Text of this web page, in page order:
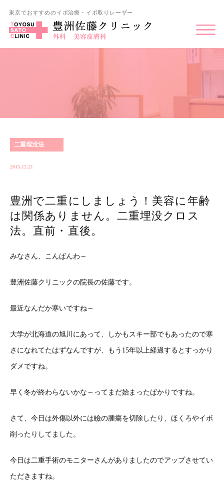
東京でおすすめのイボ治療・イボ取りレーザー
二重埋没法
2015.12.21
豊洲で二重にしましょう！美容に年齢
は関係ありません。二重埋没クロス
法。直前・直後。
みなさん、こんばんわ～
豊洲佐藤クリニックの院長の佐藤です。
最近なんだか寒いですね～
大学が北海道の旭川にあって、しかもスキー部でもあったので寒
さになれてたはずなんですが、もう15年以上経過するとすっかり
ダメですね。
早く冬が終わらないかな～ってまだ始まったばかりですね。
さて、今日は外傷以外には瞼の腫瘍を切除したり、ほくろやイボ
削ったりしてました。
今日は二重手術のモニターさんがありましたのでアップさせてい
ただきますね。